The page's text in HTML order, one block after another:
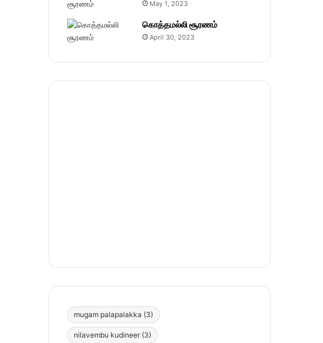
May 1, 2023
கொத்தமல்லி சூரணம்
April 30, 2023
mugam palapalakka (3)
nilavembu kudineer (3)